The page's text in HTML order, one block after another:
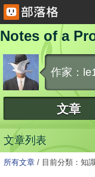
Notes of a
作家：
文章
文章列表
所有文章 / 目前分類：知